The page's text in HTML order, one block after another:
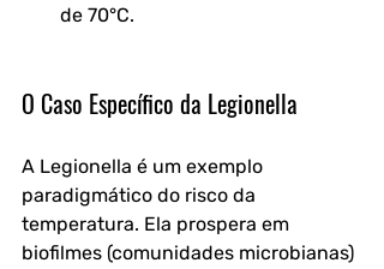
de 70°C.
O Caso Específico da Legionella
A Legionella é um exemplo
paradigmático do risco da
temperatura. Ela prospera em
biofilmes (comunidades microbianas)